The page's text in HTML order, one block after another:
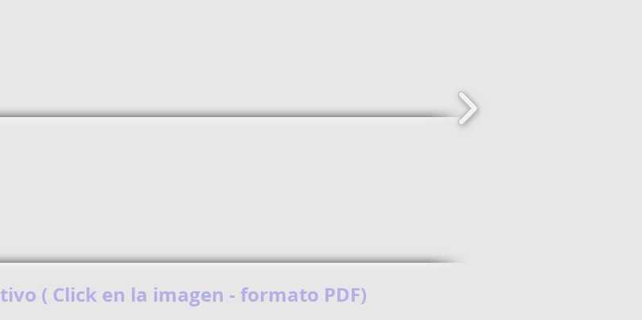
( Click en la imagen - formato PDF)